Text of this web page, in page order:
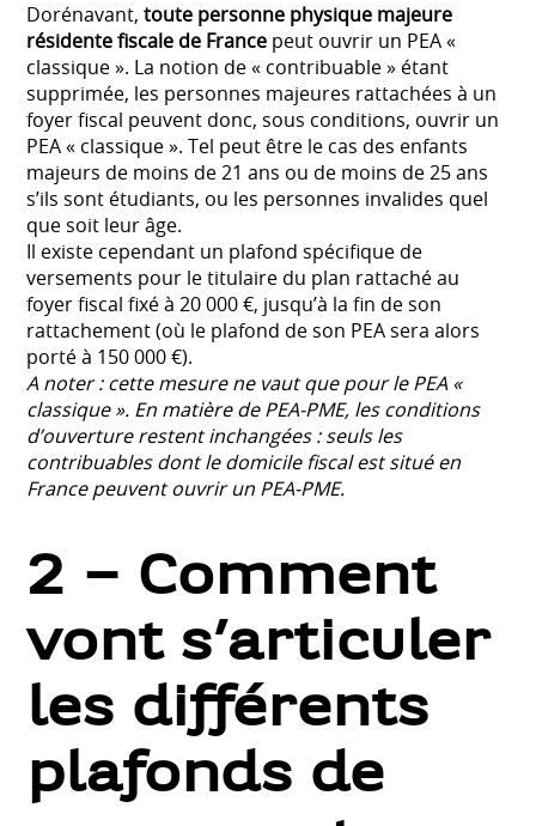
Dorénavant,toute personne physique majeure
résidente fiscale de France peut ouvrir un PEA «
classique ». La notion de « contribuable » étant
supprimée, les personnes majeures rattachées à un
foyer fiscal peuvent donc, sous conditions, ouvrir un
PEA « classique ». Tel peut être le cas des enfants
majeurs de moins de 21 ans ou de moins de 25 ans
s’ils sont étudiants, ou les personnes invalides quel
que soit leur âge.
Il existe cependant un plafond spécifique de
versements pour le titulaire du plan rattaché au
foyer fiscal fixé à 20 000 €, jusqu’à la fin de son
rattachement (où le plafond de son PEA sera alors
porté à 150 000 €).
A noter : cette mesure ne vaut que pour le PEA «
classique ». En matière de PEA-PME, les conditions
d’ouverture restent inchangées : seuls les
contribuables dont le domicile fiscal est situé en
France peuvent ouvrir un PEA-PME.
2 – Comment
vont s’articuler
les différents
plafonds de